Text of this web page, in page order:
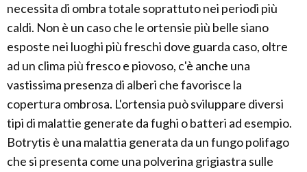
necessita di ombra totale soprattuto nei periodi più
caldi. Non è un caso che le ortensie più belle siano
esposte nei luoghi più freschi dove guarda caso, oltre
ad un clima più fresco e piovoso, c'è anche una
vastissima presenza di alberi che favorisce la
copertura ombrosa. L'ortensia può sviluppare diversi
tipi di malattie generate da fughi o batteri ad esempio.
Botrytis è una malattia generata da un fungo polifago
che si presenta come una polverina grigiastra sulle